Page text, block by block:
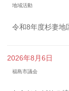
地域活動
令和8年度杉妻地
2026年8月6日
福島市議会